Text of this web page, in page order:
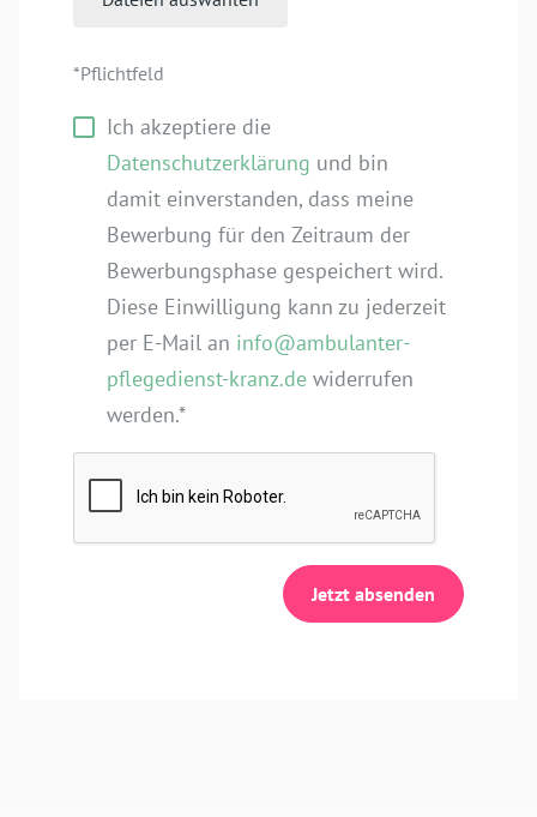
*Pflichtfeld
Ich akzeptiere die
Datenschutzerklärung und bin
damit einverstanden, dass meine
Bewerbung für den Zeitraum der
Bewerbungsphase gespeichert wird.
Diese Einwilligung kann zu jederzeit
per E-Mail an info@ambulanter-
pflegedienst-kranz.de widerrufen
werden.*
Jetzt absenden